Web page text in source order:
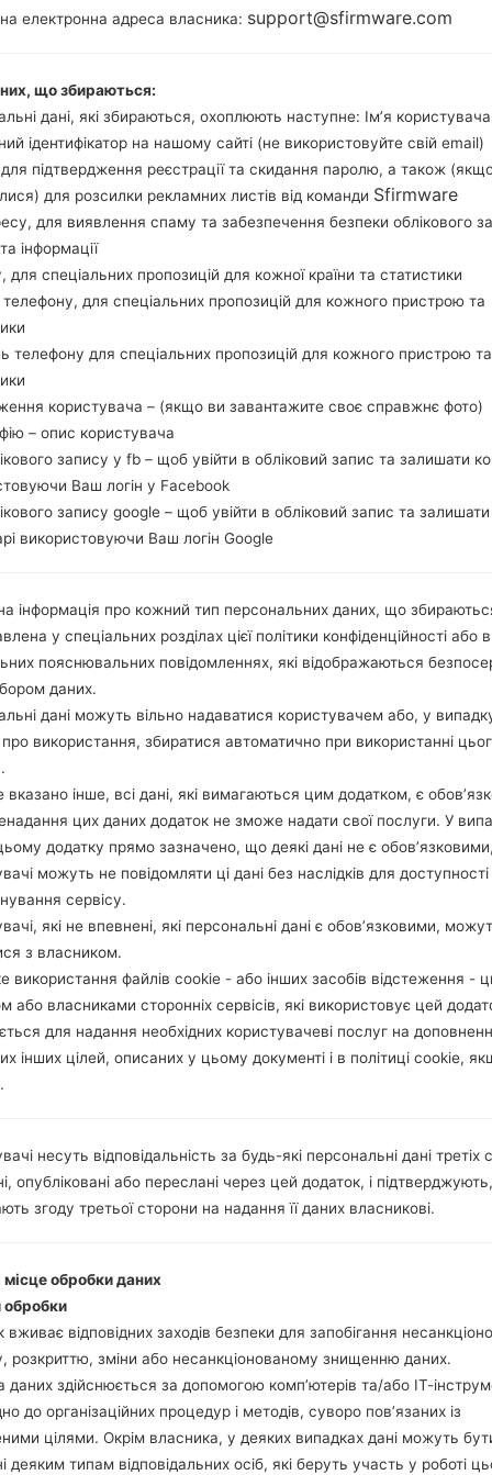
3GB
Buy accessories on
Головна → Galaxy S5 LTE-A SamsungSM-G906L
SM-G906LGalaxy
Порівняти
електронна адреса власника: support@sfirmware.com
що збираються:
дані, які збираються, охоплюють наступне: Ім’я
ідентифікатор на нашому сайті (не використовуйте свій email)
підтвердження реєстрації та скидання паролю, а також
для розсилки рекламних листів від команди Sfirmware
для виявлення спаму та забезпечення безпеки облікового
інформації
для спеціальних пропозицій для кожної країни та статистики
для спеціальних пропозицій для кожного пристрою та
телефону для спеціальних пропозицій для кожного пристрою та
користувача – (якщо ви завантажите своє справжнє фото)
– опис користувача
запису у fb – щоб увійти в обліковий запис та залишати
Ваш логін у Facebook
запису google – щоб увійти в обліковий запис та залишати
використовуючи Ваш логін Google
інформація про кожний тип персональних даних, що
у спеціальних розділах цієї політики конфіденційності або в
пояснювальних повідомленнях, які відображаються
даних.
дані можуть вільно надаватися користувачем або, у
використання, збиратися автоматично при використанні
інше, всі дані, які вимагаються цим додатком, є
цих даних додаток не зможе надати свої послуги. У
додатку прямо зазначено, що деякі дані не є обов’язковими,
можуть не повідомляти ці дані без наслідків для
сервісу.
які не впевнені, які персональні дані є обов’язковими,
з власником.
використання файлів cookie - або інших засобів відстеження -
або власниками сторонніх сервісів, які використовує цей
для надання необхідних користувачеві послуг на
інших цілей, описаних у цьому документі і в політиці cookie,
несуть відповідальність за будь-які персональні дані третіх
опубліковані або переслані через цей додаток, і
згоду третьої сторони на надання її даних власникові.
місце обробки даних
вживає відповідних заходів безпеки для запобігання
розкриттю, зміни або несанкціонованому знищенню даних.
даних здійснюється за допомогою комп’ютерів та/або ІТ-
до організаційних процедур і методів, суворо пов’язаних із
цілями. Окрім власника, у деяких випадках дані можуть
деяким типам відповідальних осіб, які беруть участь у роботі